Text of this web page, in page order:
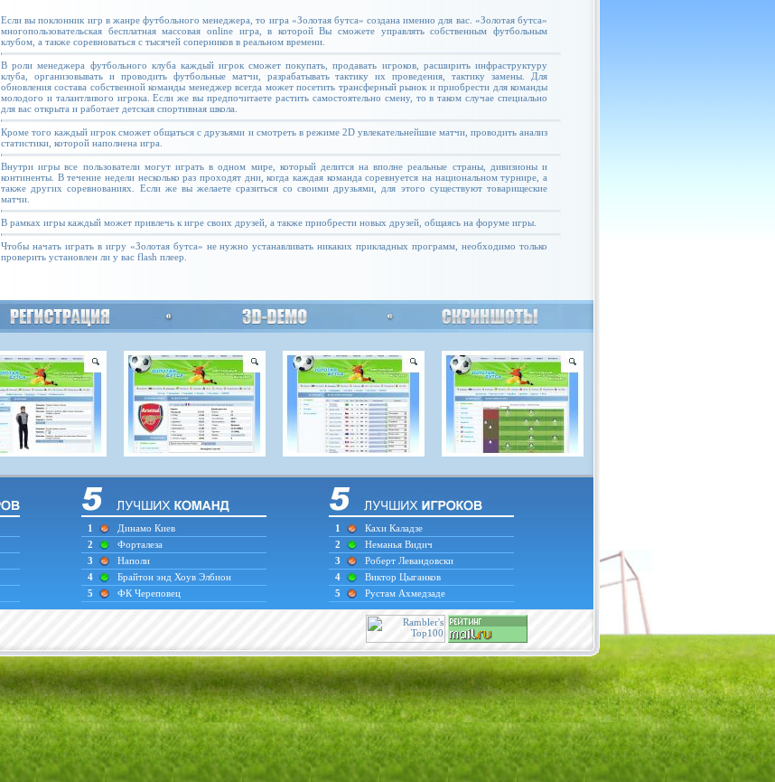
Если вы поклонник игр в жанре футбольного менеджера, то игра «Золотая бутса» создана именно для вас. «Золотая бутса»
многопользовательская бесплатная массовая online игра, в которой Вы сможете управлять собственным футбольным
клубом, а также соревноваться с тысячей соперников в реальном времени.
В роли менеджера футбольного клуба каждый игрок сможет покупать, продавать игроков, расширить инфраструктуру
клуба, организовывать и проводить футбольные матчи, разрабатывать тактику их проведения, тактику замены. Для
обновления состава собственной команды менеджер всегда может посетить трансферный рынок и приобрести для команды
молодого и талантливого игрока. Если же вы предпочитаете растить самостоятельно смену, то в таком случае специально
для вас открыта и работает детская спортивная школа.
Кроме того каждый игрок сможет общаться с друзьями и смотреть в режиме 2D увлекательнейшие матчи, проводить анализ
статистики, которой наполнена игра.
Внутри игры все пользователи могут играть в одном мире, который делится на вполне реальные страны, дивизионы и
континенты. В течение недели несколько раз проходят дни, когда каждая команда соревнуется на национальном турнире, а
также других соревнованиях. Если же вы желаете сразиться со своими друзьями, для этого существуют товарищеские
матчи.
В рамках игры каждый может привлечь к игре своих друзей, а также приобрести новых друзей, общаясь на форуме игры.
Чтобы начать играть в игру «Золотая бутса» не нужно устанавливать никаких прикладных программ, необходимо только
проверить установлен ли у вас flash плеер.
1
Динамо Киев
2
Форталеза
3
Наполи
4
Брайтон энд Хоув Элбион
5
ФК Череповец
1
Кахи Каладзе
2
Неманья Видич
3
Роберт Левандовски
4
Виктор Цыганков
5
Рустам Ахмедзаде